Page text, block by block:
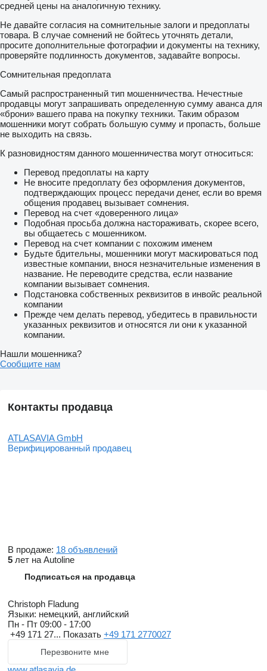
средней цены на аналогичную технику.
Не давайте согласия на сомнительные залоги и предоплаты
товара. В случае сомнений не бойтесь уточнять детали,
просите дополнительные фотографии и документы на технику,
проверяйте подлинность документов, задавайте вопросы.
Сомнительная предоплата
Самый распространенный тип мошенничества. Нечестные
продавцы могут запрашивать определенную сумму аванса для
«брони» вашего права на покупку техники. Таким образом
мошенники могут собрать большую сумму и пропасть, больше
не выходить на связь.
К разновидностям данного мошенничества могут относиться:
Перевод предоплаты на карту
Не вносите предоплату без оформления документов,
подтверждающих процесс передачи денег, если во время
общения продавец вызывает сомнения.
Перевод на счет «доверенного лица»
Подобная просьба должна настораживать, скорее всего,
вы общаетесь с мошенником.
Перевод на счет компании с похожим именем
Будьте бдительны, мошенники могут маскироваться под
известные компании, внося незначительные изменения в
название. Не переводите средства, если название
компании вызывает сомнения.
Подстановка собственных реквизитов в инвойс реальной
компании
Прежде чем делать перевод, убедитесь в правильности
указанных реквизитов и относятся ли они к указанной
компании.
Нашли мошенника?
Сообщите нам
Контакты продавца
ATLASAVIA GmbH
Верифицированный продавец
В продаже: 18 объявлений
5 лет на Autoline
Подписаться на продавца
Christoph Fladung
Языки: немецкий, английский
Пн - Пт 09:00 - 17:00
+49 171 27... Показать +49 171 2770027
Перезвоните мне